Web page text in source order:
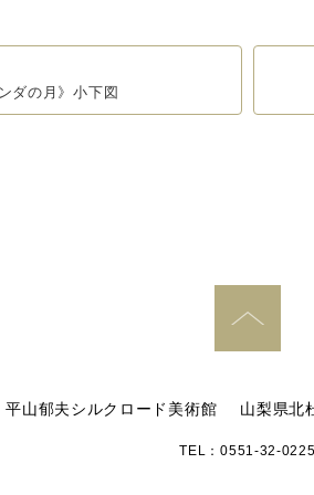
ダの月》小下図
平山郁夫シルクロード美術館 山梨県北
TEL：0551-32-0225